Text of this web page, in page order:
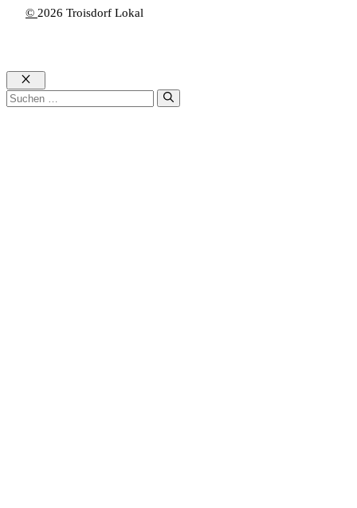
© 2026 Troisdorf Lokal
Schließen
Suchen
nach: